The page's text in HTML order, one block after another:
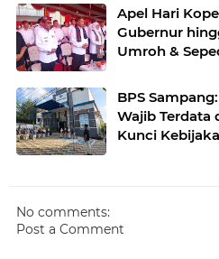
Apel Hari
Gubernur
Umroh &
BPS
Wajib Terdata
Kunci
No comments:
Post a Comment